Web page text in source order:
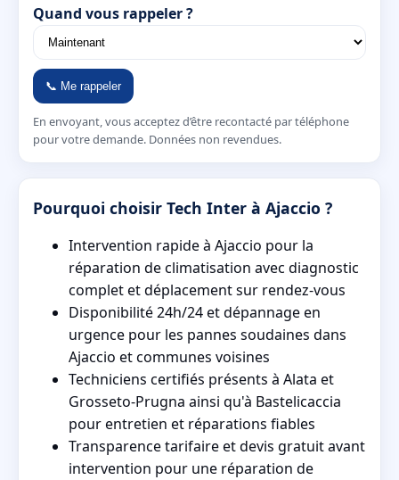
Quand vous rappeler ?
📞 Me rappeler
En envoyant, vous acceptez d’être recontacté par téléphone
pour votre demande. Données non revendues.
Pourquoi choisir Tech Inter à Ajaccio ?
Intervention rapide à Ajaccio pour la
réparation de climatisation avec diagnostic
complet et déplacement sur rendez-vous
Disponibilité 24h/24 et dépannage en
urgence pour les pannes soudaines dans
Ajaccio et communes voisines
Techniciens certifiés présents à Alata et
Grosseto-Prugna ainsi qu'à Bastelicaccia
pour entretien et réparations fiables
Transparence tarifaire et devis gratuit avant
intervention pour une réparation de